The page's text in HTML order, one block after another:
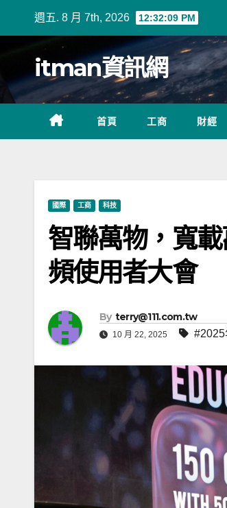
週五. 8 月 7th, 2026 12:32:10 PM
itman資訊網
首頁 工商 財經
國際 工商 科技
智聯萬物，寬
頻使用者大會
By terry@111.com.tw
10 月 22, 2025 #2025